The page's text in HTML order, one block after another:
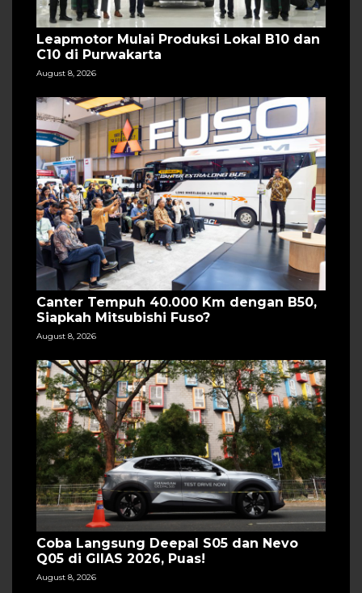
Leapmotor Mulai Produksi Lokal B10 dan
C10 di Purwakarta
August 8, 2026
Canter Tempuh 40.000 Km dengan B50,
Siapkah Mitsubishi Fuso?
August 8, 2026
Coba Langsung Deepal S05 dan Nevo
Q05 di GIIAS 2026, Puas!
August 8, 2026